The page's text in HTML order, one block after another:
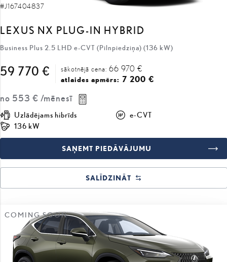
#J167404837
LEXUS NX PLUG-IN HYBRID
Business Plus 2.5 LHD e-CVT (Pilnpiedziņa) (136 kW)
59 770 € sākotnējā cena: 66 970 €
atlaides apmērs: 7 200 €
no 553 € /mēnesī
Uzlādējams hibrīds
e-CVT
136 kW
SAŅEMT PIEDĀVĀJUMU
SALĪDZINĀT
COMING SOON